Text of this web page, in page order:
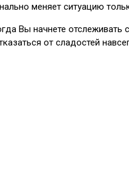
меняет ситуацию
Вы начнете
от сладостей